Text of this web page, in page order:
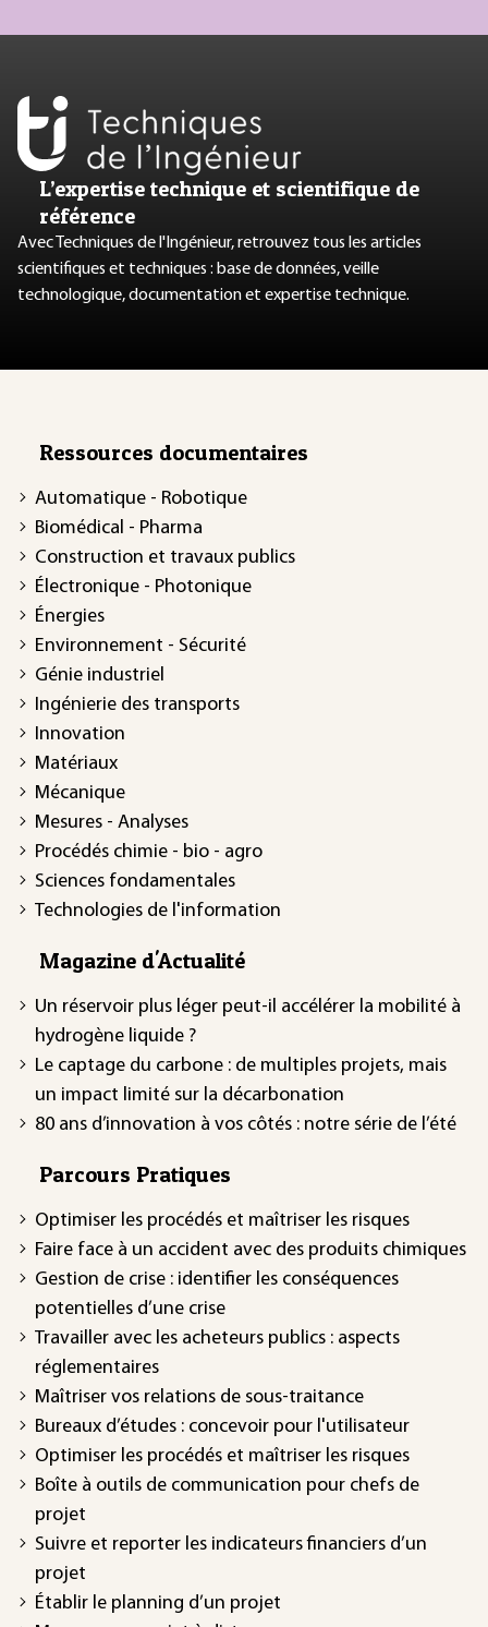
L’expertise technique et scientifique de
référence
Avec Techniques de l'Ingénieur, retrouvez tous les articles
scientifiques et techniques : base de données, veille
technologique, documentation et expertise technique.
Ressources documentaires
Automatique - Robotique
Biomédical - Pharma
Construction et travaux publics
Électronique - Photonique
Énergies
Environnement - Sécurité
Génie industriel
Ingénierie des transports
Innovation
Matériaux
Mécanique
Mesures - Analyses
Procédés chimie - bio - agro
Sciences fondamentales
Technologies de l'information
Magazine d'Actualité
Un réservoir plus léger peut-il accélérer la mobilité à
hydrogène liquide ?
Le captage du carbone : de multiples projets, mais
un impact limité sur la décarbonation
80 ans d’innovation à vos côtés : notre série de l’été
Parcours Pratiques
Optimiser les procédés et maîtriser les risques
Faire face à un accident avec des produits chimiques
Gestion de crise : identifier les conséquences
potentielles d’une crise
Travailler avec les acheteurs publics : aspects
réglementaires
Maîtriser vos relations de sous-traitance
Bureaux d’études : concevoir pour l'utilisateur
Optimiser les procédés et maîtriser les risques
Boîte à outils de communication pour chefs de
projet
Suivre et reporter les indicateurs financiers d’un
projet
Établir le planning d’un projet